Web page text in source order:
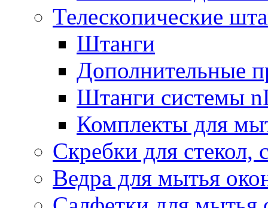
Телескопические
Штанги
Дополнительные
Штанги системы
Комплекты для
Скребки для стекол,
Ведра для мытья